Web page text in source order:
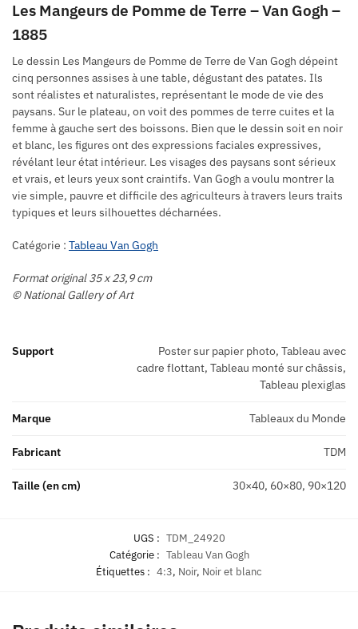
Les Mangeurs de Pomme de Terre – Van Gogh –
1885
Le dessin Les Mangeurs de Pomme de Terre de Van Gogh dépeint
cinq personnes assises à une table, dégustant des patates. Ils
sont réalistes et naturalistes, représentant le mode de vie des
paysans. Sur le plateau, on voit des pommes de terre cuites et la
femme à gauche sert des boissons. Bien que le dessin soit en noir
et blanc, les figures ont des expressions faciales expressives,
révélant leur état intérieur. Les visages des paysans sont sérieux
et vrais, et leurs yeux sont craintifs. Van Gogh a voulu montrer la
vie simple, pauvre et difficile des agriculteurs à travers leurs traits
typiques et leurs silhouettes décharnées.
Catégorie : Tableau Van Gogh
Format original 35 x 23,9 cm
© National Gallery of Art
Support
Poster sur papier photo, Tableau avec
cadre flottant, Tableau monté sur châssis,
Tableau plexiglas
Marque Tableaux du Monde
Fabricant TDM
Taille (en cm) 30×40, 60×80, 90×120
UGS : TDM_24920
Catégorie : Tableau Van Gogh
Étiquettes : 4:3, Noir, Noir et blanc